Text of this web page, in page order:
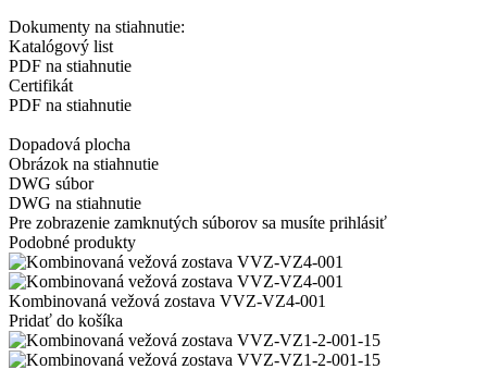
Dokumenty na stiahnutie:
Katalógový list
PDF na stiahnutie
Certifikát
PDF na stiahnutie
Dopadová plocha
Obrázok na stiahnutie
DWG súbor
DWG na stiahnutie
Pre zobrazenie zamknutých súborov sa musíte prihlásiť
Podobné produkty
Kombinovaná vežová zostava VVZ-VZ4-001
Pridať do košíka